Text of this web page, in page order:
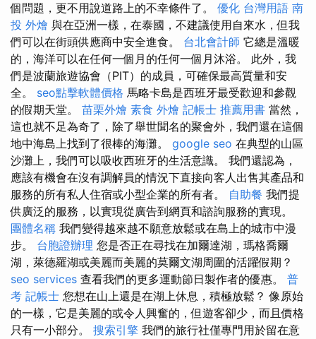
個問題，更不用說道路上的不幸條件了。 優化 台灣用語 南
投 外燴 與在亞洲一樣，在泰國，不建議使用自來水，但我
們可以在街頭供應商中安全進食。 台北會計師 它總是溫暖
的，海洋可以在任何一個月的任何一個月沐浴。 此外，我
們是波蘭旅遊協會（PIT）的成員，可確保最高質量和安
全。 seo點擊軟體價格 馬略卡島是西班牙最受歡迎和參觀
的假期天堂。 苗栗外燴 素食 外燴 記帳士 推薦用書 當然，
這也就不足為奇了，除了舉世聞名的聚會外，我們還在這個
地中海島上找到了很棒的海灘。 google seo 在典型的山區
沙灘上，我們可以吸收西班牙的生活意識。 我們還認為，
應該有機會在沒有調解員的情況下直接向客人出售其產品和
服務的所有私人住宿或小型企業的所有者。 自助餐 我們提
供廣泛的服務，以實現從廣告到網頁和諮詢服務的實現。
團體名稱 我們變得越來越不願意放鬆或在島上的城市中漫
步。 台胞證辦理 您是否正在尋找在加爾達湖，瑪格喬爾
湖，萊德羅湖或美麗而美麗的莫爾文湖周圍的活躍假期？
seo services 查看我們的更多運動節日製作者的優惠。 普
考 記帳士 您想在山上還是在湖上休息，積極放鬆？ 像原始
的一樣，它是美麗的或令人興奮的，但遊客卻少，而且價格
只有一小部分。 搜索引擎 我們的旅行社僅專門用於留在意